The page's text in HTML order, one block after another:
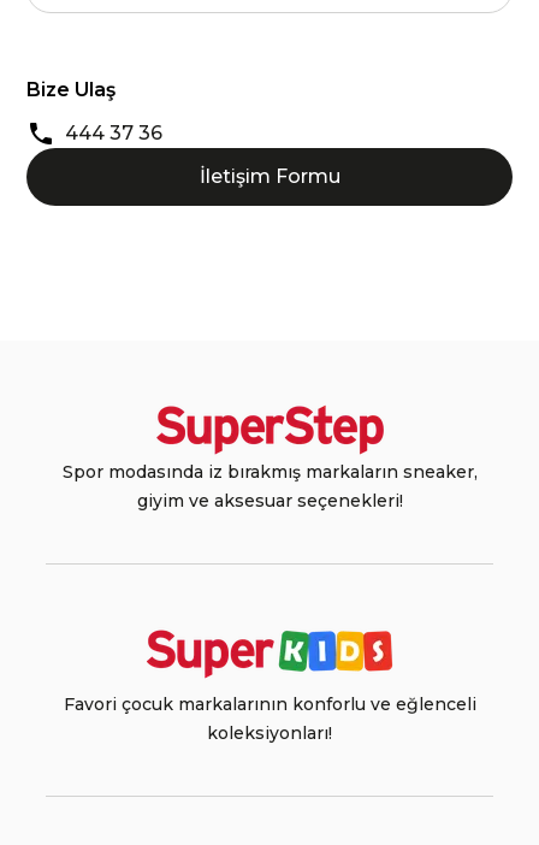
Bize Ulaş
444 37 36
İletişim Formu
Spor modasında iz bırakmış markaların sneaker,
giyim ve aksesuar seçenekleri!
Favori çocuk markalarının konforlu ve eğlenceli
koleksiyonları!